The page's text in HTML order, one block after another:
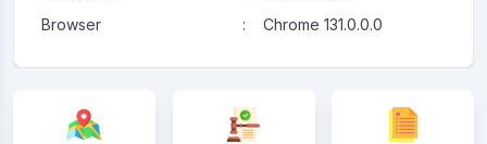
Browser
: Chrome 131.0.0.0